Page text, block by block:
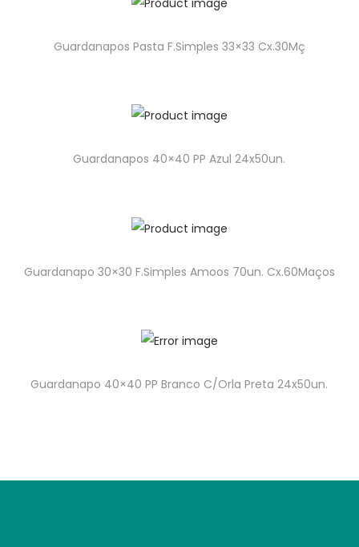
Guardanapos Pasta F.Simples 33×33 Cx.30Mç
Guardanapos 40×40 PP Azul 24x50un.
Guardanapo 30×30 F.Simples Amoos 70un. Cx.60Maços
Guardanapo 40×40 PP Branco C/Orla Preta 24x50un.